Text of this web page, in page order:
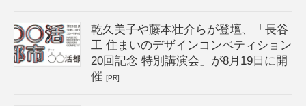
乾久美子や藤本壮介らが登壇、「長谷
工 住まいのデザインコンペティション
20回記念 特別講演会」が8月19日に開
催[PR]